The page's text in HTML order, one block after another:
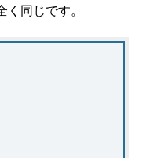
く同じです。